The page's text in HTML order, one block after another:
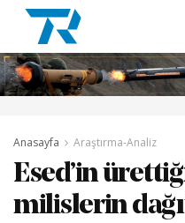
Anasayfa Araştırma-Analiz
Esed’in
milislerin